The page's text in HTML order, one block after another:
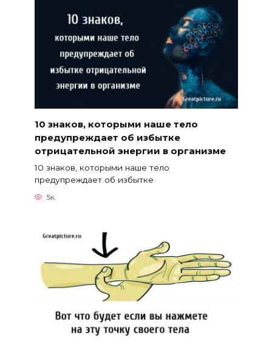
10 знаков, которыми наше тело
предупреждает об избытке
отрицательной энергии в организме
10 знаков, которыми наше тело
предупреждает об избытке
5к.